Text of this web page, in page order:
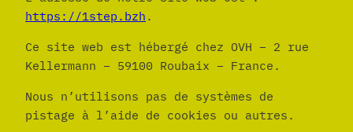
https://1step.bzh .
Ce site web est hébergé chez OVH – 2 rue
Kellermann – 59100 Roubaix – France.
Nous n’utilisons pas de systèmes de
pistage à l’aide de cookies ou autres.